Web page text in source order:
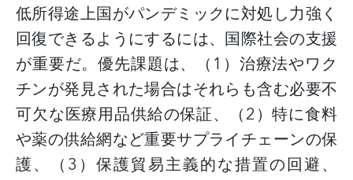
低所得途上国がパンデミックに対処し力強く
回復できるようにするには、国際社会の支援
が重要だ。優先課題は、（1 ）治療法やワク
チンが発見された場合はそれらも含む必要不
可欠な医療用品供給の保証、（2）特に食料
や薬の供給網など重要サプライチェーンの保
護、（3 ）保護貿易主義的な措置の回避、